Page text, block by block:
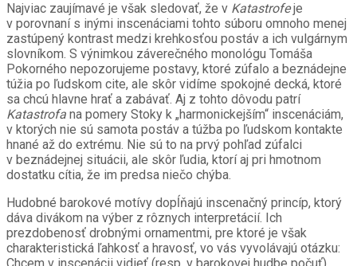
Najviac zaujímavé je však sledovať, že v Katastrofeje
v porovnaní s inými inscenáciami tohto súboru omnoho menej
zastúpený kontrast medzi krehkosťou postáv a ich vulgárnym
slovníkom. S výnimkou záverečného monológu Tomáša
Pokorného nepozorujeme postavy, ktoré zúfalo a beznádejne
túžia po ľudskom cite, ale skôr vidíme spokojné decká, ktoré
sa chcú hlavne hrať a zabávať. Aj z tohto dôvodu patrí
Katastrofa na pomery Stoky k „harmonickejším“ inscenáciám,
v ktorých nie sú samota postáv a túžba po ľudskom kontakte
hnané až do extrému. Nie sú to na prvý pohľad zúfalci
v beznádejnej situácii, ale skôr ľudia, ktorí aj pri hmotnom
dostatku cítia, že im predsa niečo chýba.
Hudobné barokové motívy dopĺňajú inscenačný princíp, ktorý
dáva divákom na výber z rôznych interpretácií. Ich
prezdobenosť drobnými ornamentmi, pre ktoré je však
charakteristická ľahkosť a hravosť, vo vás vyvolávajú otázku: